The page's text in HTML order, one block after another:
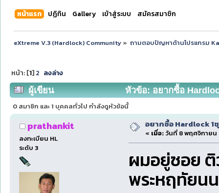
หน้าแรก ปฏิทิน Gallery เข้าสู่ระบบ สมัครสมาชิก
eXtreme V.3 (Hardlock) Community» ถามตอบปัญหาด้านโปรแกรม
หน้า: [1] 2 ลงล่าง
ผู้เขียน หัวข้อ: อยากซื้อ
0 สมาชิก และ 1 บุคคลทั่วไป กำลังดูหัวข้อนี้
prathankit
ลงทะเบียน HL
ระดับ 3
อยากซื้อ Hardlock 1
« เมื่อ:วันที่ 8 พฤศจิกายน
ผมอยู่ซอย ติ
พระหฤทัยน